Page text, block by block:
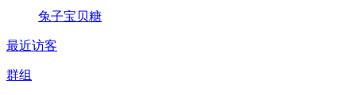
兔子宝贝糖
最近访客
群组